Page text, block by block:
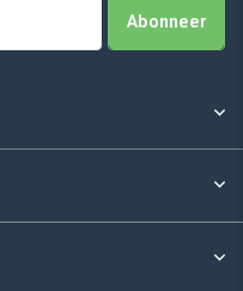
Abonneer